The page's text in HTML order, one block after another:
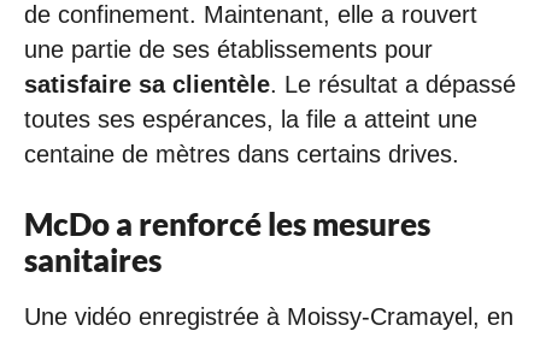
de confinement. Maintenant, elle a rouvert
une partie de ses établissements pour
satisfaire sa clientèle. Le résultat a dépassé
toutes ses espérances, la file a atteint une
centaine de mètres dans certains drives.
McDo a renforcé les mesures
sanitaires
Une vidéo enregistrée à Moissy-Cramayel, en